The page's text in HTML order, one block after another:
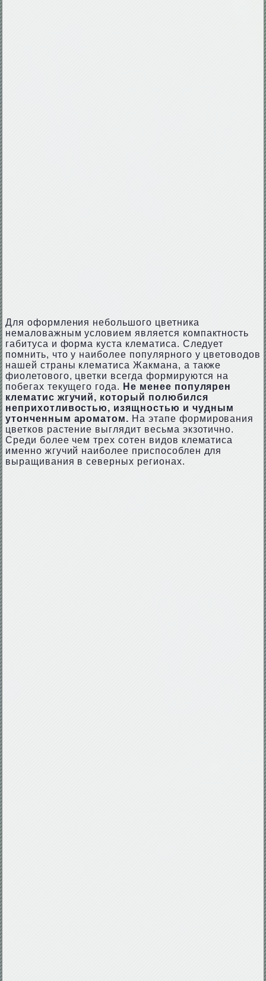
Для оформления небольшого цветника
немаловажным условием является компактность
габитуса и форма куста клематиса. Следует
помнить, что у наиболее популярного у цветоводов
нашей страны клематиса Жакмана, а также
фиолетового, цветки всегда формируются на
побегах текущего года. Не менее популярен
клематис жгучий, который полюбился
неприхотливостью, изящностью и чудным
утонченным ароматом. На этапе формирования
цветков растение выглядит весьма экзотично.
Среди более чем трех сотен видов клематиса
именно жгучий наиболее приспособлен для
выращивания в северных регионах.